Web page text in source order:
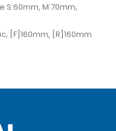
S:60mm, M:70mm,
[F]160mm, [R]160mm